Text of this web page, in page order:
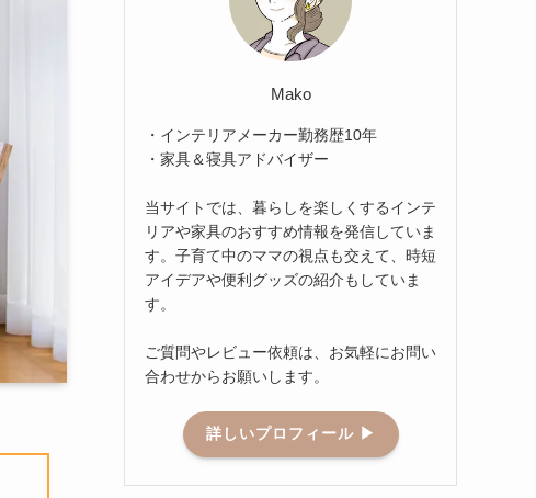
Mako
・インテリアメーカー勤務歴10年
・家具＆寝具アドバイザー
当サイトでは、暮らしを楽しくするインテ
リアや家具のおすすめ情報を発信していま
す。子育て中のママの視点も交えて、時短
アイデアや便利グッズの紹介もしていま
す。
ご質問やレビュー依頼は、お気軽にお問い
合わせからお願いします。
詳しいプロフィール ▶